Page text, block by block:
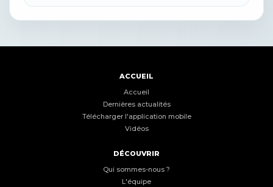
ACCUEIL
Accueil
Dernières actualités
Télécharger l'application mobile
Vidéos
DÉCOUVRIR
Qui sommes-nous ?
L'équipe